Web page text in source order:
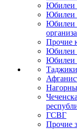
Юбилеи
Прочие
ГСВГ
Прочие